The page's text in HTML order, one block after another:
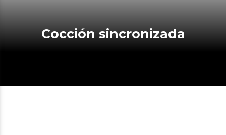
Cocción sincronizada